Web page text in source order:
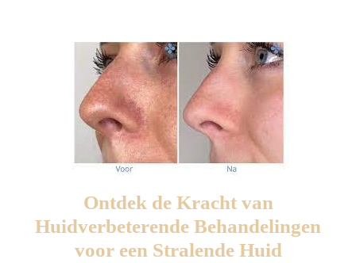
Ontdek de Kracht van
Huidverbeterende Behandelingen
voor een Stralende HuidOntdek